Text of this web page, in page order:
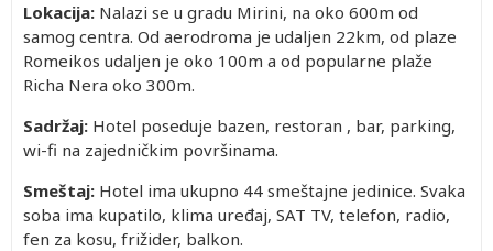
Lokacija: Nalazi se u gradu Mirini, na oko 600m od
samog centra. Od aerodroma je udaljen 22km, od plaze
Romeikos udaljen je oko 100m a od popularne plaže
Richa Nera oko 300m.
Sadržaj: Hotel poseduje bazen, restoran , bar, parking,
wi-fi na zajedničkim površinama.
Smeštaj: Hotel ima ukupno 44 smeštajne jedinice. Svaka
soba ima kupatilo, klima uređaj, SAT TV, telefon, radio,
fen za kosu, frižider, balkon.